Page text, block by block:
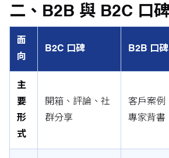
二、B2B 與 B2C 口
面
向
B2C 口碑 B2B 口碑
主
要
形
式
開箱、評論、社
群分享
客戶案例
專家背書